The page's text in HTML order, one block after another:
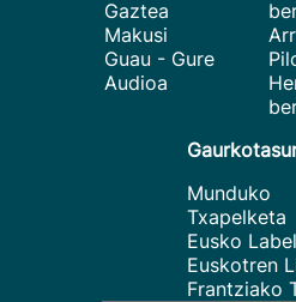
Gaztea
Makusi
Guau - Gure
Audioa
Munduko
Txapelketa
Eusko
Euskotren
Frantziako